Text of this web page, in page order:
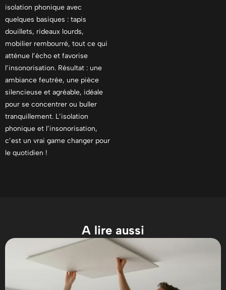
isolation phonique avec
quelques basiques : tapis
douillets, rideaux lourds,
mobilier rembourré, tout ce qui
atténue l’écho et favorise
l’insonorisation. Résultat : une
ambiance feutrée, une pièce
silencieuse et agréable, idéale
pour se concentrer ou buller
tranquillement. L’isolation
phonique et l’insonorisation,
c’est un vrai game changer pour
le quotidien !
A lire aussi